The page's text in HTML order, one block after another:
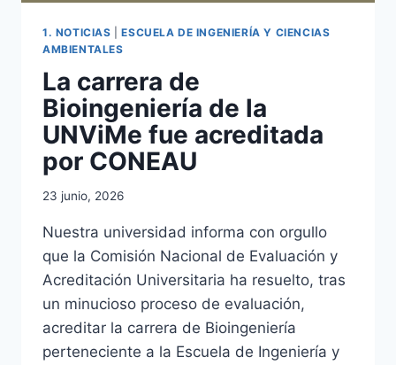
1. NOTICIAS |ESCUELA DE INGENIERÍA Y CIENCIAS
AMBIENTALES
La carrera de
Bioingeniería de la
UNViMe fue acreditada
por CONEAU
23 junio, 2026
Nuestra universidad informa con orgullo
que la Comisión Nacional de Evaluación y
Acreditación Universitaria ha resuelto, tras
un minucioso proceso de evaluación,
acreditar la carrera de Bioingeniería
perteneciente a la Escuela de Ingeniería y